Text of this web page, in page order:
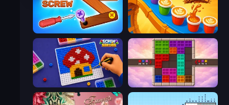
Wood Screw: Bolts Puzzle Coffee Color Blocks
Screw Sorting Color Cube Puzzle